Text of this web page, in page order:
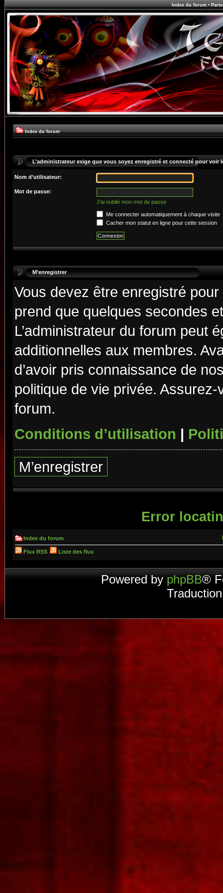
Index du forum•
Index du forum
L’administrateur exige que vous soyez enregistré et connecté pour voir
Nom d’utilisateur:
Mot de passe:
J’ai oublié mon mot de passe
Me connecter automatiquement à chaque visite
Cacher mon statut en ligne pour cette session
M’enregistrer
Vous devez être enregistré
prend que quelques secondes
L’administrateur du forum peut
additionnelles aux membres.
d’avoir pris connaissance de
politique de vie privée.
forum.
Conditions d’utilisation |
M’enregistrer
Error
Index du forum
Flux RSS Liste des flux
Powered by phpBB®